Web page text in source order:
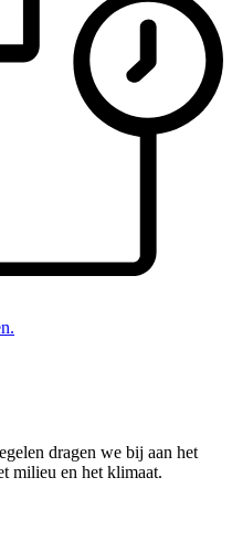
dragen we bij aan het
milieu en het klimaat.